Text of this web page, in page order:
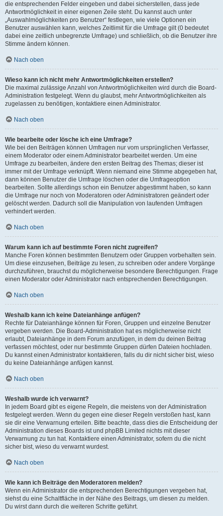
die entsprechenden Felder eingeben und dabei sicherstellen, dass jede
Antwortmöglichkeit in einer eigenen Zeile steht. Du kannst auch unter
„Auswahlmöglichkeiten pro Benutzer“ festlegen, wie viele Optionen ein
Benutzer auswählen kann, welches Zeitlimit für die Umfrage gilt (0 bedeutet
dabei eine zeitlich unbegrenzte Umfrage) und schließlich, ob die Benutzer ihre
Stimme ändern können.
Nach oben
Wieso kann ich nicht mehr Antwortmöglichkeiten erstellen?
Die maximal zulässige Anzahl von Antwortmöglichkeiten wird durch die Board-
Administration festgelegt. Wenn du glaubst, mehr Antwortmöglichkeiten als
zugelassen zu benötigen, kontaktiere einen Administrator.
Nach oben
Wie bearbeite oder lösche ich eine Umfrage?
Wie bei den Beiträgen können Umfragen nur vom ursprünglichen Verfasser,
einem Moderator oder einem Administrator bearbeitet werden. Um eine
Umfrage zu bearbeiten, ändere den ersten Beitrag des Themas; dieser ist
immer mit der Umfrage verknüpft. Wenn niemand eine Stimme abgegeben hat,
dann können Benutzer die Umfrage löschen oder die Umfrageoption
bearbeiten. Sollte allerdings schon ein Benutzer abgestimmt haben, so kann
die Umfrage nur noch von Moderatoren oder Administratoren geändert oder
gelöscht werden. Dadurch soll die Manipulation von laufenden Umfragen
verhindert werden.
Nach oben
Warum kann ich auf bestimmte Foren nicht zugreifen?
Manche Foren können bestimmten Benutzern oder Gruppen vorbehalten sein.
Um diese einzusehen, Beiträge zu lesen, zu schreiben oder andere Vorgänge
durchzuführen, brauchst du möglicherweise besondere Berechtigungen. Frage
einen Moderator oder Administrator nach entsprechenden Berechtigungen.
Nach oben
Weshalb kann ich keine Dateianhänge anfügen?
Rechte für Dateianhänge können für Foren, Gruppen und einzelne Benutzer
vergeben werden. Die Board-Administration hat es möglicherweise nicht
erlaubt, Dateianhänge in dem Forum anzufügen, in dem du deinen Beitrag
verfassen möchtest, oder nur bestimmte Gruppen dürfen Dateien hochladen.
Du kannst einen Administrator kontaktieren, falls du dir nicht sicher bist, wieso
du keine Dateianhänge anfügen kannst.
Nach oben
Weshalb wurde ich verwarnt?
In jedem Board gibt es eigene Regeln, die meistens von der Administration
festgelegt werden. Wenn du gegen eine dieser Regeln verstoßen hast, kann
sie dir eine Verwarnung erteilen. Bitte beachte, dass dies die Entscheidung der
Administration dieses Boards ist und phpBB Limited nichts mit dieser
Verwarnung zu tun hat. Kontaktiere einen Administrator, sofern du die nicht
sicher bist, wieso du verwarnt wurdest.
Nach oben
Wie kann ich Beiträge den Moderatoren melden?
Wenn ein Administrator die entsprechenden Berechtigungen vergeben hat,
siehst du eine Schaltfläche in der Nähe des Beitrags, um diesen zu melden.
Du wirst dann durch die weiteren Schritte geführt.